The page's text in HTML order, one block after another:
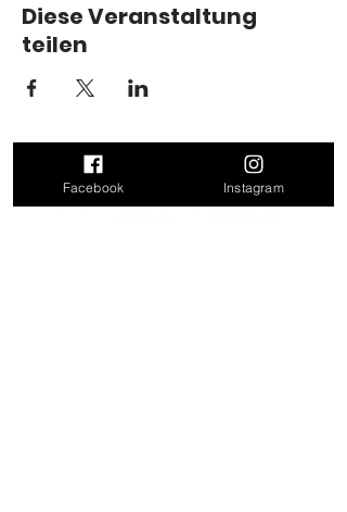
Diese Veranstaltung
teilen
Facebook Instagram